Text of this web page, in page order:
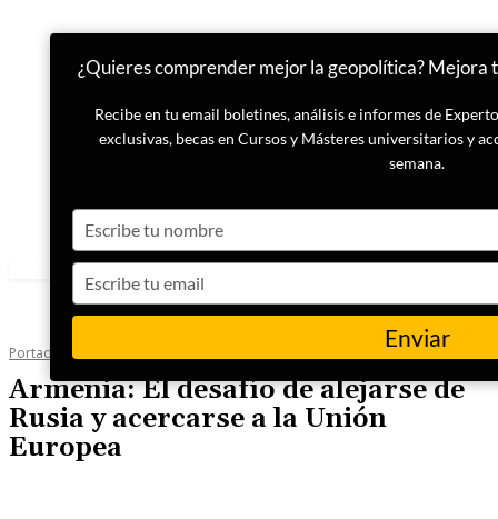
Portada Geopolítica
Armenia: El desafío de alejarse de
Rusia y acercarse a la Unión
Europea
¿Quieres comprender mejor la geopolítica? Mejora
Recibe en tu email boletines, análisis e informes de
exclusivas, becas en Cursos y Másteres universitarios y
semana.
your
name
your
email
Enviar